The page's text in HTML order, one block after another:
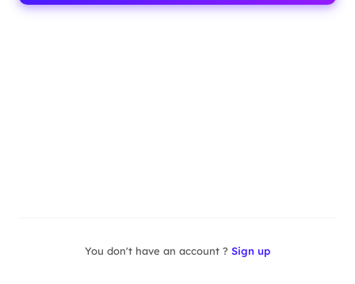
You don't have an account ? Sign up